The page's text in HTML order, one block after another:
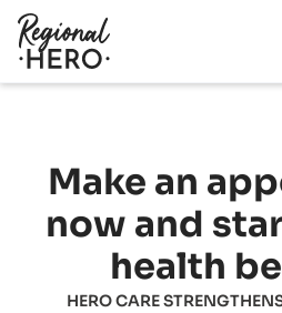
Make an
now and
health
HERO CARE